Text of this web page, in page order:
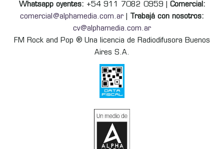
Whatsapp oyentes: +54 911 7082 0959 | Comercial:
comercial@alphamedia.com.ar
Trabajá con nosotros:
cv@alphamedia.com.ar
FM Rock and Pop ® Una licencia de Radiodifusora Buenos
Aires S.A.